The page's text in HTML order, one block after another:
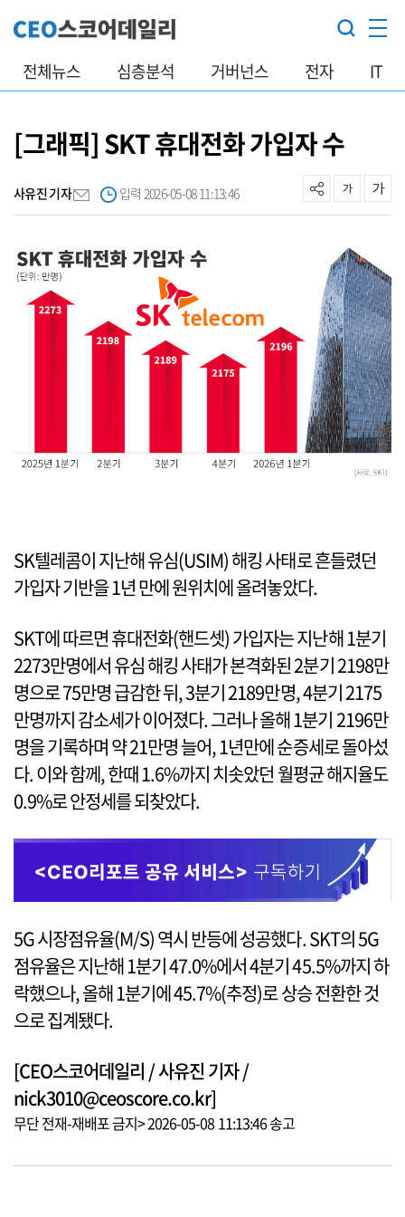
전체뉴스 심층분석 거버넌스 전자 IT
[그래픽] SKT 휴대전화 가입자 수
사유진 기자 입력 2026-05-08 11:13:46
SK텔레콤이 지난해 유심(USIM) 해킹 사태로 흔들렸던
가입자 기반을 1년 만에 원위치에 올려놓았다.
SKT에 따르면 휴대전화(핸드셋) 가입자는 지난해 1분기
2273만명에서 유심 해킹 사태가 본격화된 2분기 2198만
명으로 75만명 급감한 뒤, 3분기 2189만명, 4분기 2175
만명까지 감소세가 이어졌다. 그러나 올해 1분기 2196만
명을 기록하며 약 21만명 늘어, 1년만에 순증세로 돌아섰
다. 이와 함께, 한때 1.6%까지 치솟았던 월평균 해지율도
0.9%로 안정세를 되찾았다.
5G 시장점유율(M/S) 역시 반등에 성공했다. SKT의 5G
점유율은 지난해 1분기 47.0%에서 4분기 45.5%까지 하
락했으나, 올해 1분기에 45.7%(추정)로 상승 전환한 것
으로 집계됐다.
[CEO스코어데일리 / 사유진 기자 /
nick3010@ceoscore.co.kr]
무단 전재-재배포 금지> 2026-05-08 11:13:46 송고